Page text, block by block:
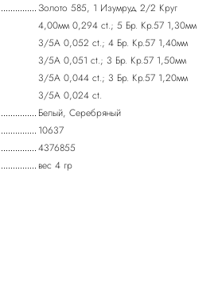
Золото 585, 1 Изумруд 2/2 Круг
4,00мм 0,294 ct.; 5 Бр. Кр.57 1,30мм
3/5А 0,052 ct.; 4 Бр. Кр.57 1,40мм
3/5А 0,051 ct.; 3 Бр. Кр.57 1,50мм
3/5А 0,044 ct.; 3 Бр. Кр.57 1,20мм
3/5А 0,024 ct.
Белый, Серебряный
10637
4376855
вес 4 гр